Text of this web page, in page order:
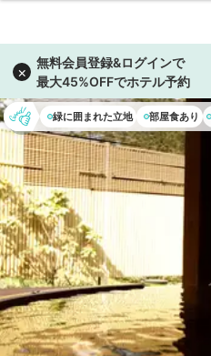
緑に囲まれた立地 部屋食あり